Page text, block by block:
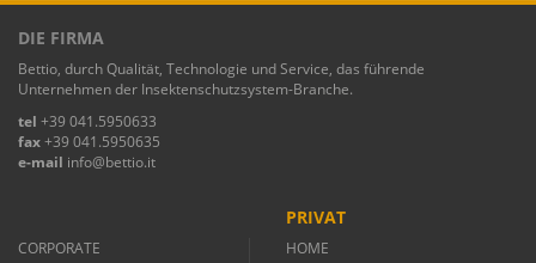
DIE FIRMA
Bettio, durch Qualität, Technologie und Service, das führende
Unternehmen der Insektenschutzsystem-Branche.
tel +39 041.5950633
fax+39 041.5950635
e-mail info@bettio.it
CORPORATE
PRIVAT
HOME